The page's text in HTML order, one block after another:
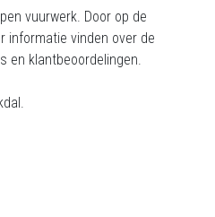
vuurwerk. Door op de
informatie vinden over de
en klantbeoordelingen.